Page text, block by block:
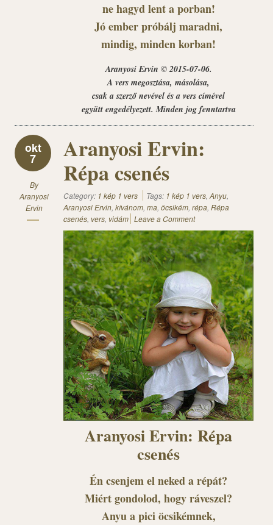
ne hagyd lent a porban!
Jó ember próbálj maradni,
mindig, minden korban!
Aranyosi Ervin © 2015-07-06.
A vers megosztása, másolása,
csak a szerző nevével és a vers címével
együtt engedélyezett. Minden jog fenntartva
okt
7
By
Aranyosi
Ervin
Aranyosi Ervin:
Répa csenés
Category: 1 kép 1 vers Tags: 1 kép 1 vers, Anyu,
Aranyosi Ervin, kívánom, ma, öcsikém, répa, Répa
csenés, vers, vidám Leave a Comment
Aranyosi Ervin: Répa
csenés
Én csenjem el neked a répát?
Miért gondolod, hogy ráveszel?
Anyu a pici öcsikémnek,